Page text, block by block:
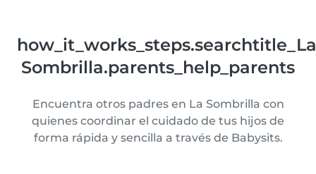
how_it_works_steps.searchtitle_La
Sombrilla.parents_help_parents
Encuentra otros padres en La Sombrilla con
quienes coordinar el cuidado de tus hijos de
forma rápida y sencilla a través de Babysits.